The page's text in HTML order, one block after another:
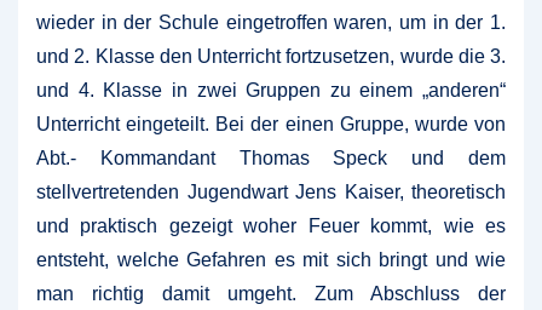
wieder in der Schule eingetroffen waren, um in der 1.
und 2. Klasse den Unterricht fortzusetzen, wurde die 3.
und 4. Klasse in zwei Gruppen zu einem „anderen“
Unterricht eingeteilt. Bei der einen Gruppe, wurde von
Abt.- Kommandant Thomas Speck und dem
stellvertretenden Jugendwart Jens Kaiser, theoretisch
und praktisch gezeigt woher Feuer kommt, wie es
entsteht, welche Gefahren es mit sich bringt und wie
man richtig damit umgeht. Zum Abschluss der